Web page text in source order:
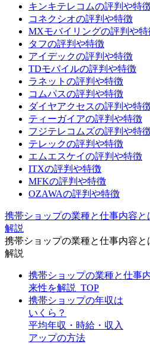
キンキテレコムの評判や特
コネクシオの評判や特徴
MXモバイリングの評判や特
タフの評判や特徴
アイデックの評判や特徴
TDモバイルの評判や特徴
ラネットの評判や特徴
コムパスの評判や特徴
ダイヤアクセスの評判や特
ティーガイアの評判や特徴
フジテレコムズの評判や特
テレックの評判や特徴
エムエスケイの評判や特徴
ITXの評判や特徴
MFKの評判や特徴
OZAWAの評判や特徴
携帯ショップの業種と仕事内容
解説
携帯ショップの業種と仕事内容
解説
携帯ショップの業種と仕事
来性を解説_TOP
携帯ショップの年収は
いくら？
平均年収・時給・収入
アップの方法